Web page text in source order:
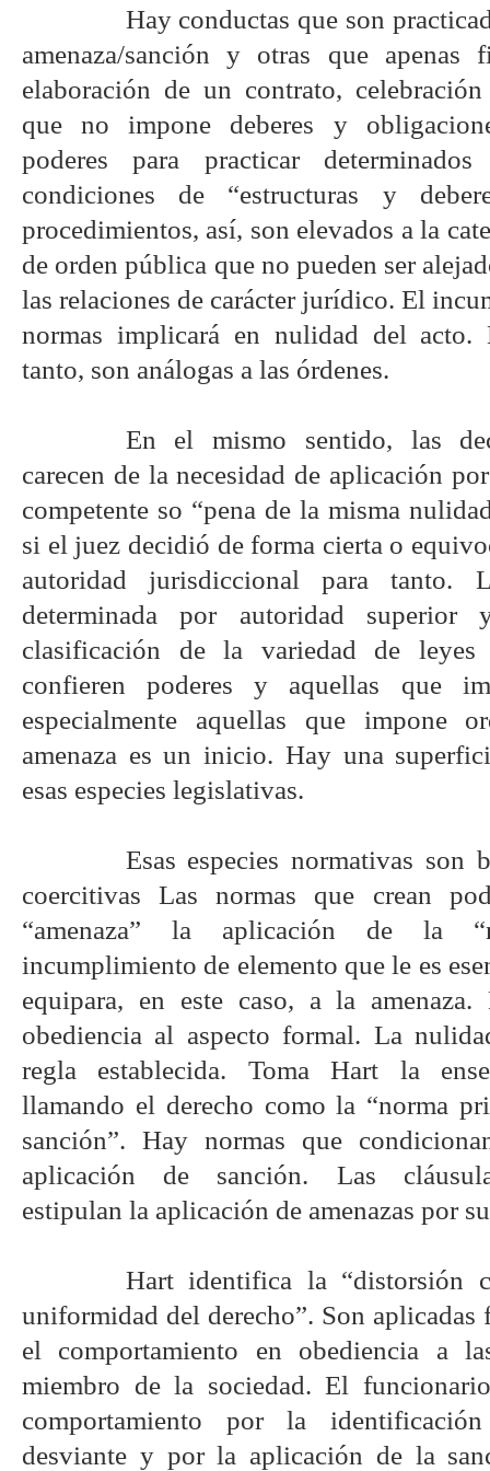
Hay conductas que son
amenaza/sanción y otras que apenas
elaboración de un contrato,
que no impone deberes y
poderes para practicar
condiciones de “estructuras y
procedimientos, así, son elevados a la
de orden pública que no pueden ser
las relaciones de carácter jurídico. El
normas implicará en nulidad del
tanto, son análogas a las órdenes.
En el mismo sentido, las
carecen de la necesidad de aplicación
competente so “pena de la misma
si el juez decidió de forma cierta o
autoridad jurisdiccional para tanto.
determinada por autoridad superior
clasificación de la variedad de
confieren poderes y aquellas que
especialmente aquellas que impone
amenaza es un inicio. Hay una
esas especies legislativas.
Esas especies normativas son
coercitivas Las normas que crean
“amenaza” la aplicación de la
incumplimiento de elemento que le es
equipara, en este caso, a la amenaza.
obediencia al aspecto formal. La
regla establecida. Toma Hart la
llamando el derecho como la “norma
sanción”. Hay normas que
aplicación de sanción. Las
estipulan la aplicación de amenazas por
Hart identifica la “distorsión
uniformidad del derecho”. Son aplicadas
el comportamiento en obediencia a
miembro de la sociedad. El
comportamiento por la
desviante y por la aplicación de la